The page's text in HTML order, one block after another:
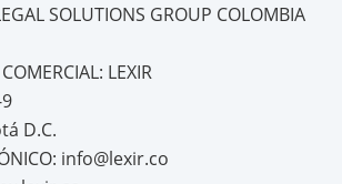
SOLUTIONS GROUP COLOMBIA
LEXIR
D.C.
info@lexir.co